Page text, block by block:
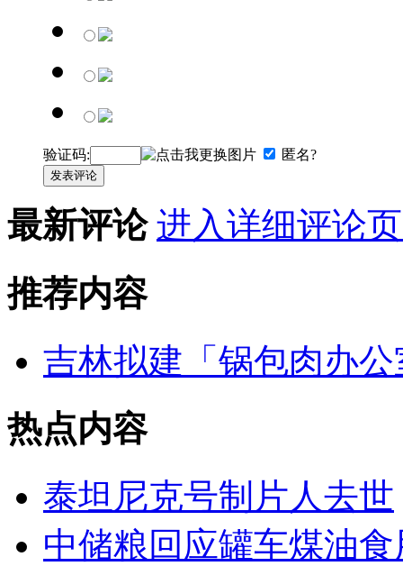
验证码: 匿名?
发表评论
最新评论 进入详细评论
推荐内容
吉林拟建「锅包肉办公
热点内容
泰坦尼克号制片人去世
中储粮回应罐车煤油